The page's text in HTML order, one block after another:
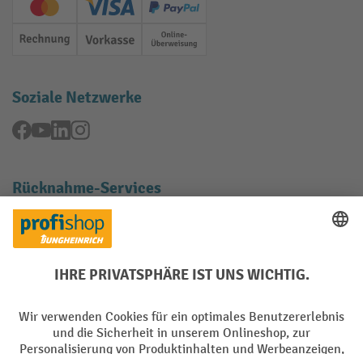
Creditcard (Master)Creditcard (Visa)
PayPal
Rechnung Vorkasse Online-Überweisung
Soziale Netzwerke
Facebook
YouTubeLinkedInInstagram
Rücknahme-Services
Elektrogeräte Rückname
Batterie Rückname